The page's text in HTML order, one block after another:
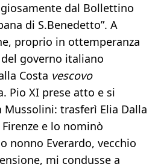
dal Bollettino
di S.Benedetto”. A
proprio in ottemperanza
governo italiano
Costa vescovo
Pio XI prese atto e si
Mussolini: trasferì Elia Dalla
e lo nominò
nonno Everardo, vecchio
mi condusse a